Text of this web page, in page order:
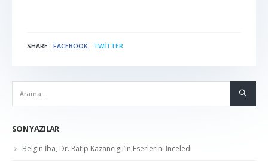
SHARE: FACEBOOK TWITTER
SON YAZILAR
Belgin İba, Dr. Ratip Kazancıgil’in Eserlerini İnceledi